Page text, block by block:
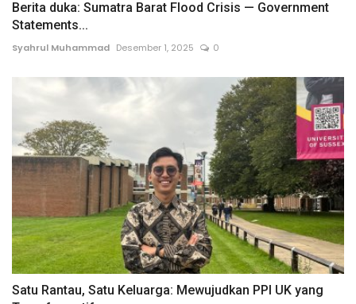
Berita duka: Sumatra Barat Flood Crisis — Government
Statements...
Syahrul Muhammad Desember 1, 2025 0
Satu Rantau, Satu Keluarga: Mewujudkan PPI UK yang